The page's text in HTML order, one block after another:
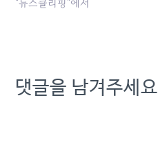
부와의 정책 협조는 여전히
20:56:00
"뉴스클리핑"에서
댓글을 남겨주세요